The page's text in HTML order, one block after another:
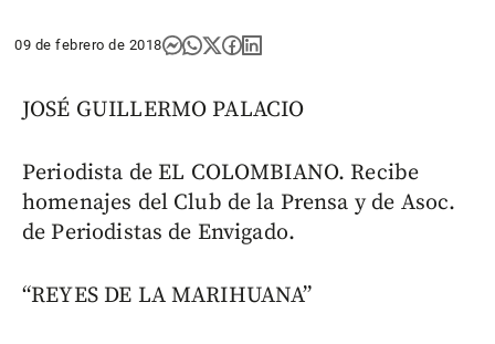
09 de febrero de 2018
JOSÉ GUILLERMO PALACIO
Periodista de EL COLOMBIANO. Recibe
homenajes del Club de la Prensa y de Asoc.
de Periodistas de Envigado.
“REYES DE LA MARIHUANA”